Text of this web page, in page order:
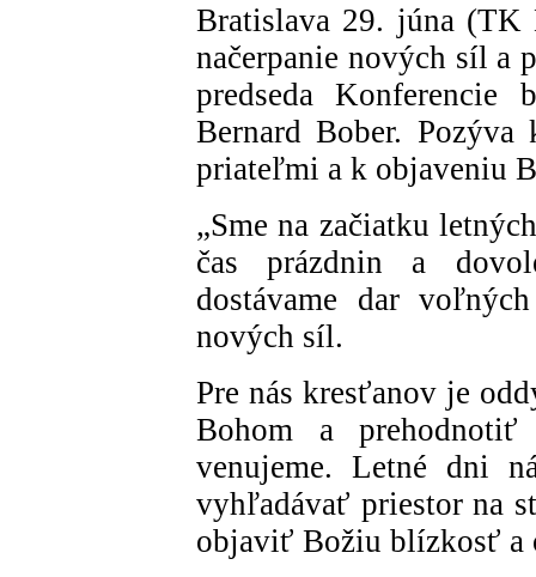
Bratislava 29. júna
načerpanie nových síl a
predseda Konferencie
Bernard Bober.
priateľmi a k objaveniu
„Sme na začiatku
čas prázdnin a
dostávame dar
nových síl.
Pre nás kresťanov je
Bohom a
venujeme. Letné dni
vyhľadávať priestor na
objaviť Božiu blízkosť